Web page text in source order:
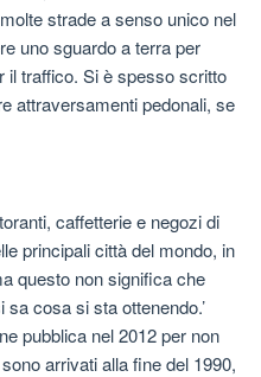
strade a senso unico nel
uno sguardo a terra per
il traffico. Si è spesso scritto
attraversamenti pedonali, se
caffetterie e negozi di
principali città del mondo, in
questo non significa che
sa cosa si sta ottenendo.’
pubblica nel 2012 per non
arrivati ​​alla fine del 1990,